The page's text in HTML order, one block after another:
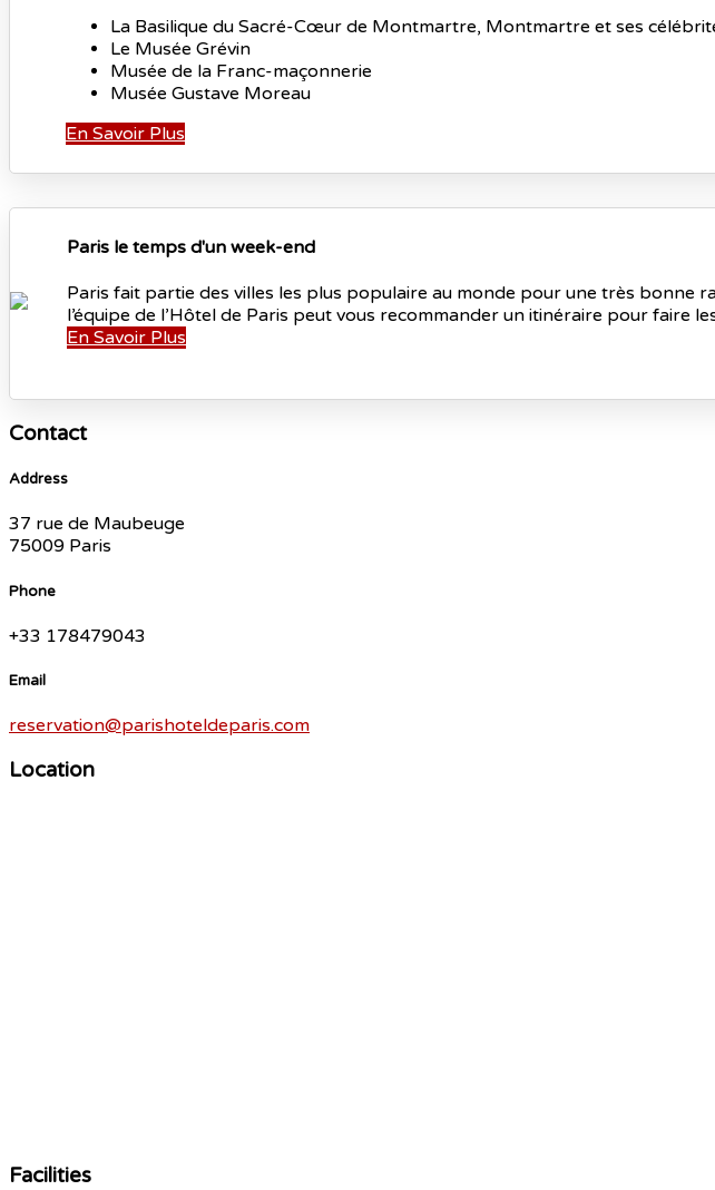
La Basilique du Sacré-Cœur de Montmartre, Montmartre et ses
Le Musée Grévin
Musée de la Franc-maçonnerie
Musée Gustave Moreau
En Savoir Plus
Paris le temps d'un week-end
Paris fait partie des villes les plus populaire au monde pour une très bonne
l’équipe de l’Hôtel de Paris peut vous recommander un itinéraire pour faire
En Savoir Plus
Contact
Address
37 rue de Maubeuge
75009 Paris
Phone
+33 178479043
Email
reservation@parishoteldeparis.com
Location
Facilities